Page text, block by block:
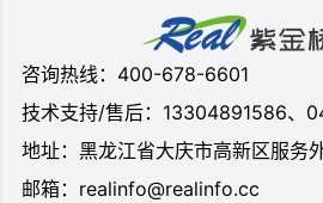
咨询热线：400-678-6601
技术支持/售后：13304891586、
地址：黑龙江省大庆市高新区服务
邮箱：realinfo@realinfo.cc